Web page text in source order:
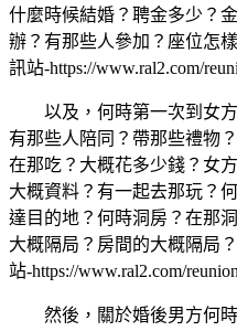
什麼時候結婚？聘金多少？
辦？有那些人參加？座位怎
訊站-https://www.ral2.com/
以及，何時第一次到女
有那些人陪同？帶那些禮物
在那吃？大概花多少錢？女
大概資料？有一起去那玩？
達目的地？何時洞房？在那
大概隔局？房間的大概隔局？
站-https://www.ral2.com/
然後，關於婚後男方何